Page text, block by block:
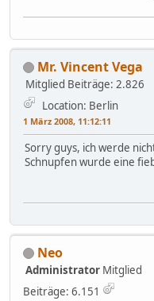
Mr. Vincent Vega
Mitglied Beiträge: 2.826
Location: Berlin
1 März 2008, 11:12:11
Sorry guys, ich werde
Schnupfen wurde eine
Neo
Administrator Mitglied
Beiträge: 6.151